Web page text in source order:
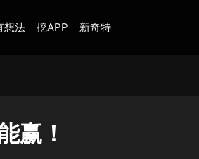
想法 挖APP 新奇特
赢！